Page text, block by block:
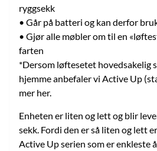
ryggsekk
• Går på batteri og kan derfor
• Gjør alle møbler om til en
farten
*Dersom løftesetet hovedsakelig
hjemme anbefaler vi Active Up
mer her.
Enheten er liten og lett og blir
sekk. Fordi den er så liten og lett
Active Up serien som er enkleste